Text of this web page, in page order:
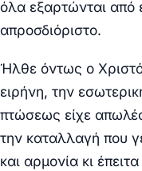
όλα εξαρτώνται από
απροσδιόριστο.
Ήλθε όντως ο
ειρήνη, την
πτώσεως είχε
την καταλλαγή που
και αρμονία κι